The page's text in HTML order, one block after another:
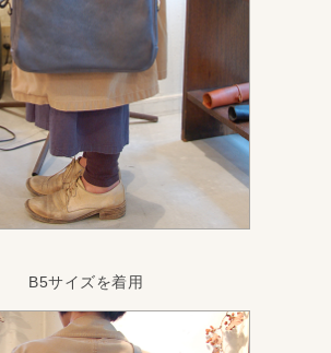
B5サイズを着用